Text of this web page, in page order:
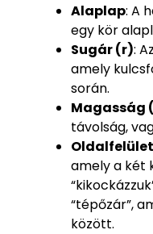
Alaplap: A
egy kör
Sugár (r):
amely
során.
Magasság
távolság,
Oldalfelület
amely a két
“tépőzár”,
között.